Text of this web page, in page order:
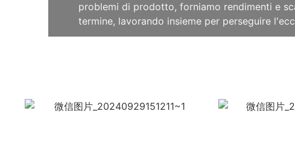
problemi di prodotto, forniamo rendimenti e
termine, lavorando insieme per perseguire